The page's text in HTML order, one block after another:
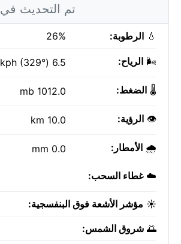
تم التحديث في 14:45 اليوم
💧 الرطوبة: 26%
🌬️ الرياح: 6.5 kph (329°)
🌡️ الضغط: 1012.0 mb
👁️ الرؤية: 10.0 km
🌧️ الأمطار: 0.0 mm
☁️غطاء السحب:
☀️ مؤشر الأشعة فوق البنفسجية:
🌅 شروق الشمس: